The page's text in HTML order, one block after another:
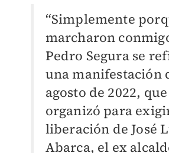
“Simplemente
marcharon
Pedro Segura se
una manifestación
agosto de 2022, que
organizó para
liberación de José
Abarca, el ex